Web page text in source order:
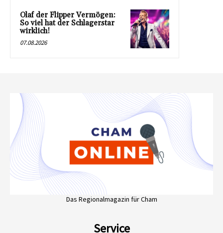
Olaf der Flipper Vermögen:
So viel hat der Schlagerstar
wirklich!
07.08.2026
Das Regionalmagazin für Cham
Service